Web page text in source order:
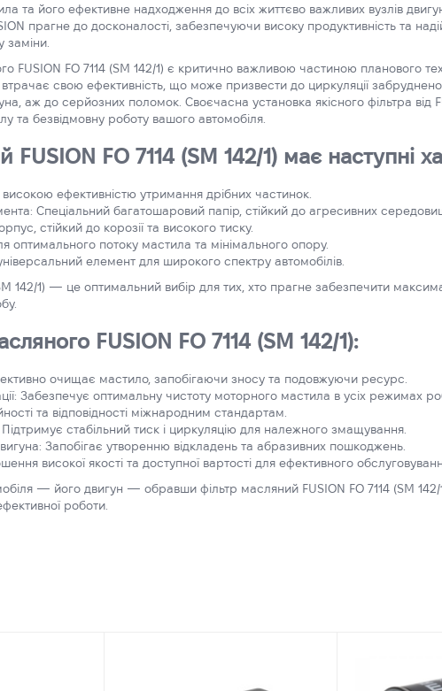
та його ефективне надходження до всіх життєво важливих вузлів
прагне до досконалості, забезпечуючи високу продуктивність та
заміни.
FUSION FO 7114 (SM 142/1) є критично важливою частиною планового
свою ефективність, що може призвести до циркуляції
аж до серйозних поломок. Своєчасна установка якісного фільтра
та безвідмовну роботу вашого автомобіля.
FUSION FO 7114 (SM 142/1) має наступні
високою ефективністю утримання дрібних частинок.
Спеціальний багатошаровий папір, стійкий до агресивних
стійкий до корозії та високого тиску.
оптимального потоку мастила та мінімального опору.
елемент для широкого спектру автомобілів.
142/1) — це оптимальний вибір для тих, хто прагне забезпечити
FUSION FO 7114 (SM 142/1):
очищає мастило, запобігаючи зносу та подовжуючи ресурс.
Забезпечує оптимальну чистоту моторного мастила в усіх режимах
та відповідності міжнародним стандартам.
стабільний тиск і циркуляцію для належного змащування.
Запобігає утворенню відкладень та абразивних пошкоджень.
високої якості та доступної вартості для ефективного
— його двигун — обравши фільтр масляний FUSION FO 7114 (SM 142/
роботи.